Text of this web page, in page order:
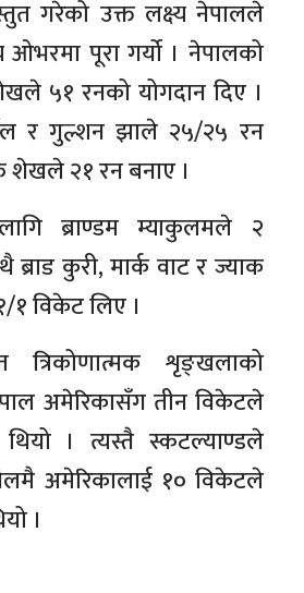
गरेको उक्त लक्ष्य नेपालले
पूरा गर्यो । नेपालको
५१ रनको योगदान दिए ।
र गुल्शन झाले २५/२५ रन
२१ रन बनाए ।
ब्राण्डम म्याकुलमले २
कुरी, मार्क वाट र ज्याक
१ विकेट लिए ।
त्रिकोणात्मक शृङ्खलाको
अमेरिकासँग तीन विकेटले
। त्यस्तै स्कटल्याण्डले
अमेरिकालाई १० विकेटले
।